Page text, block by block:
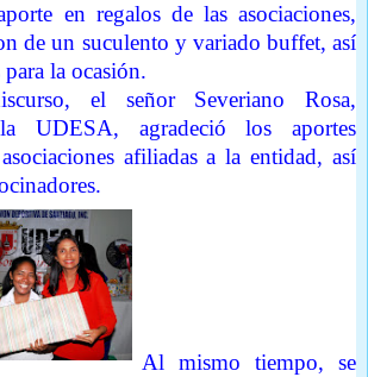
en regalos de las asociaciones,
de un suculento y variado buffet, así
la ocasión.
el señor Severiano Rosa,
UDESA, agradeció los aportes
afiliadas a la entidad, así
Al mismo tiempo, se